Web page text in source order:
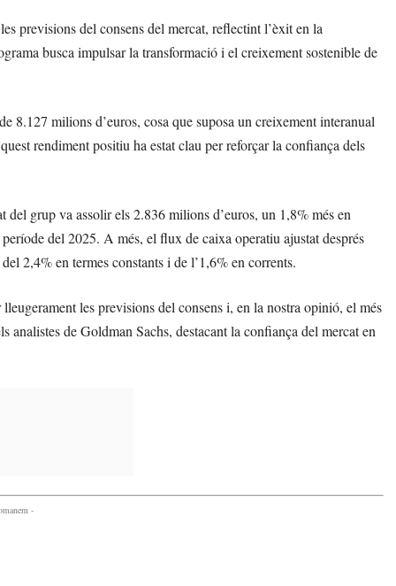
previsions del consens del mercat, reflectint l’èxit en la
busca impulsar la transformació i el creixement sostenible de
8.127 milions d’euros, cosa que suposa un creixement interanual
rendiment positiu ha estat clau per reforçar la confiança dels
grup va assolir els 2.836 milions d’euros, un 1,8% més en
del 2025. A més, el flux de caixa operatiu ajustat després
2,4% en termes constants i de l’1,6% en corrents.
les previsions del consens i, en la nostra opinió, el més
analistes de Goldman Sachs, destacant la confiança del mercat en
-